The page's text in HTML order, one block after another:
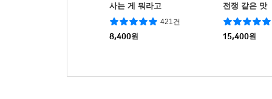
사는 게 뭐라고
421건
8,400원
전쟁 같은 맛
15,400원